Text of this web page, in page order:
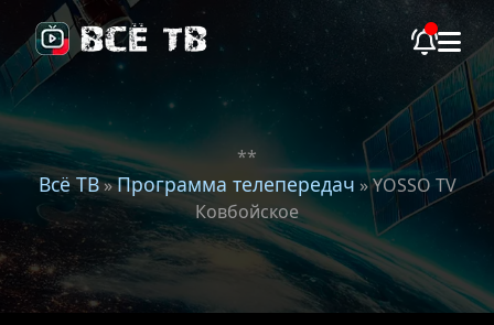
**
Всё ТВ»Программа телепередач » YOSSO TV
Ковбойское